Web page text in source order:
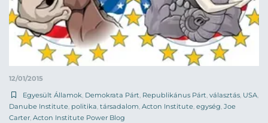
12/01/2015
Egyesült Államok, Demokrata Párt, Republikánus Párt, választás, USA,
Danube Institute, politika, társadalom, Acton Institute, egység, Joe
Carter, Acton Institute Power Blog